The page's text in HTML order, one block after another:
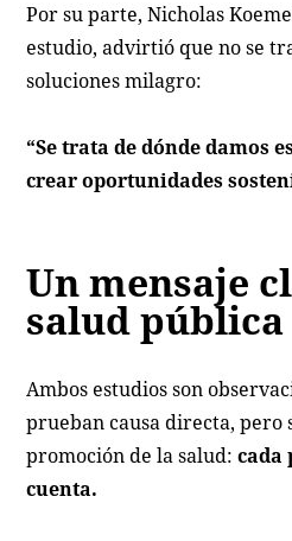
Por su parte, Nicholas
estudio, advirtió que no se
soluciones milagro:
“Se trata de dónde damos
crear oportunidades
Un mensaje
salud pública
Ambos estudios son
prueban causa directa,
promoción de la salud:cada
cuenta.